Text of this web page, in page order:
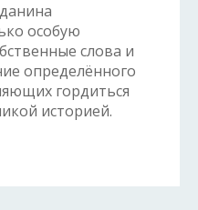
особую
слова и
определённого
гордиться
историей.